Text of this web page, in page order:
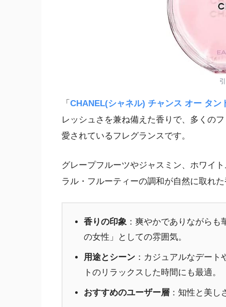
「 CHANEL(シャネル) チャンス オー タン
レッシュさを兼ね備えた香りで、多くの
愛されているフレグランスです。
グレープフルーツやジャスミン、ホワイ
ラル・フルーティーの調和が自然に取れ
香りの印象 ：爽やかでありながら
の女性」としての雰囲気。
用途とシーン ：カジュアルなデー
トのリラックスした時間にも最適。
おすすめのユーザー層 ：知性と美